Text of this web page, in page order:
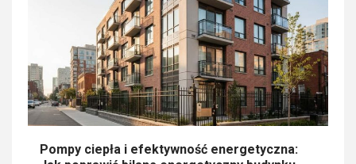
Pompy ciepła i efektywność energetyczna: